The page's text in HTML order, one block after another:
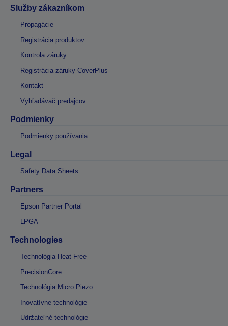
Služby zákazníkom
Propagácie
Registrácia produktov
Kontrola záruky
Registrácia záruky CoverPlus
Kontakt
Vyhľadávač predajcov
Podmienky
Podmienky používania
Legal
Safety Data Sheets
Partners
Epson Partner Portal
LPGA
Technologies
Technológia Heat-Free
PrecisionCore
Technológia Micro Piezo
Inovatívne technológie
Udržateľné technológie